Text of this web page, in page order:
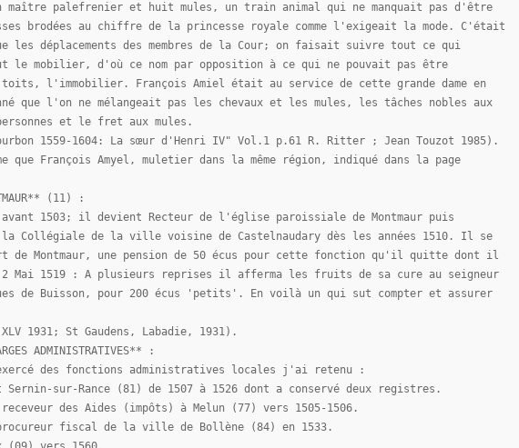
maître palefrenier et huit mules, un train animal qui ne manquait pas d'être
brodées au chiffre de la princesse royale comme l'exigeait la mode. C'était
les déplacements des membres de la Cour; on faisait suivre tout ce qui
le mobilier, d'où ce nom par opposition à ce qui ne pouvait pas être
l'immobilier. François Amiel était au service de cette grande dame en
que l'on ne mélangeait pas les chevaux et les mules, les tâches nobles aux
et le fret aux mules.
1559-1604: La sœur d'Henri IV" Vol.1 p.61 R. Ritter ; Jean Touzot 1985).
que François Amyel, muletier dans la même région, indiqué dans la page
(11) :
1503; il devient Recteur de l'église paroissiale de Montmaur puis
la Collégiale de la ville voisine de Castelnaudary dès les années 1510. Il se
de Montmaur, une pension de 50 écus pour cette fonction qu'il quitte dont il
2 Mai 1519 : A plusieurs reprises il afferma les fruits de sa cure au seigneur
de Buisson, pour 200 écus 'petits'. En voilà un qui sut compter et assurer
1931; St Gaudens, Labadie, 1931).
ADMINISTRATIVES** :
des fonctions administratives locales j'ai retenu :
sur-Rance (81) de 1507 à 1526 dont a conservé deux registres.
des Aides (impôts) à Melun (77) vers 1505-1506.
fiscal de la ville de Bollène (84) en 1533.